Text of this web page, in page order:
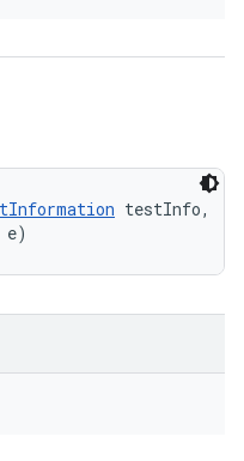
testInfo,
e)